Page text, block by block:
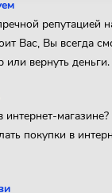
репутацией
Вас, Вы всегда
или вернуть деньги.
интернет-
покупки в